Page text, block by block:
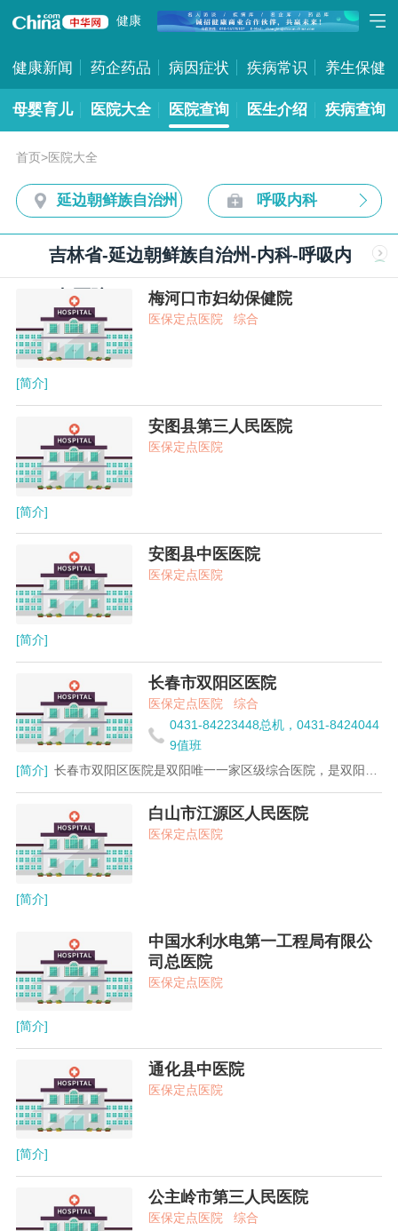
健康
健康新闻 药企药品 病因症状 疾病常识 养生保健
母婴育儿 医院大全 医院查询 医生介绍 疾病查询
首页>医院大全
延边朝鲜族自治州 呼吸内科
吉林省-延边朝鲜族自治州-内科-呼吸内
科-医院 梅河口市妇幼保健院
医保定点医院 综合
[简介]
安图县第三人民医院
医保定点医院
[简介]
安图县中医医院
医保定点医院
[简介]
长春市双阳区医院
医保定点医院
综合
0431-84223448总机，0431-8424044
9值班
[简介] 长春市双阳区医院是双阳唯一一家区级综合医院，是双阳区医疗设备、医疗技术、医疗环境、服务质量最好的医院。她担负着全区几十万人口及数万名职工的医疗、预防保健任务。区医院牢固树立“一切为了病人”这一宗旨，不断提高管理水平和技术水平，全心全意为患者服务，把医院真正办成了患者信赖、群众满意的医院。1995年-2001年连续被市委评为模范基层党组织，98年被长春市评为“精神文明建设标兵”单位，94-2004年被省委省政府评为省级精神文明单位，2001年被省社会调查中心评为“百姓满意医院”，2002年被长春市政委评为“劳动模范集体”，2003年被省厅评为防治“非典”先进集体，2004年9月被评为省“劳模集体”，2005年被市卫生局评为“医院管理年”先进单位，2006年被卫生局评为精神文明先进单位，被市总工会评为“最佳职工代表大会”单位。 医院坚持科技兴院的原则，现有主任医师7人，副主任医师21人，主治医师、主管医师、主管检验师156人。设有内、外、妇、儿等住院疗区11个，病床340张。其中普外科、眼科为市级重点专科。拥有万元以上大型医疗设备160余台（件），螺旋CT、CR、彩色B超、全自动生化分析仪、岛津X光机、血管造影极、血液透析、莹光免疫全自动分析仪、纤维结肠镜、膀胱镜、支气管镜等都是近年来购置的先进诊疗设备。 不断引进新技术、新疗法。能开展泌尿、肛肠、胸脑外科、断指、趾再植术、角膜异体移植手术、人工晶体入术、肝叶切除术、髋关节膝关节节植换术、人工股骨头植术、先天性心脏病修补术等医疗技术均达到市级医院水平。 区医院本着便民、为民、利民的原则，大力开展平民医疗。同样的手术同级医院相比费用要低三分之一。宾馆式的环境，亲人般的服务，低廉的收费吸引了周边许多县、市区患者前来就医。年门诊量达18万人次，住院病人1.2万人次。医院将继续以“质量是生命、医德是本钱、信誉是效益”这一原则，竭成为百姓服务。
白山市江源区人民医院
医保定点医院
[简介]
中国水利水电第一工程局有限公
司总医院
医保定点医院
[简介]
通化县中医院
医保定点医院
[简介]
公主岭市第三人民医院
医保定点医院
综合